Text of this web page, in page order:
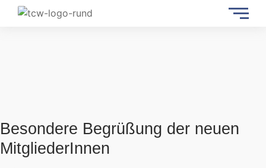
Besondere Begrüßung der neuen
MitgliederInnen